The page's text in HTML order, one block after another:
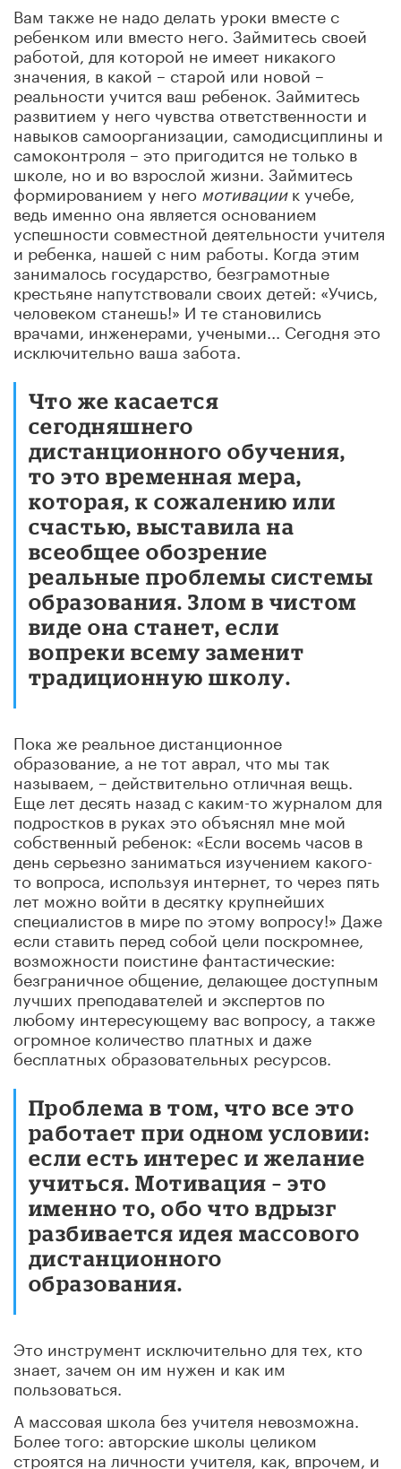
Вам также не надо делать уроки вместе с
ребенком или вместо него. Займитесь своей
работой, для которой не имеет никакого
значения, в какой – старой или новой –
реальности учится ваш ребенок. Займитесь
развитием у него чувства ответственности и
навыков самоорганизации, самодисциплины и
самоконтроля – это пригодится не только в
школе, но и во взрослой жизни. Займитесь
формированием у него мотивациик учебе,
ведь именно она является основанием
успешности совместной деятельности учителя
и ребенка, нашей с ним работы. Когда этим
занималось государство, безграмотные
крестьяне напутствовали своих детей: «Учись,
человеком станешь!» И те становились
врачами, инженерами, учеными... Сегодня это
исключительно ваша забота.
Что же касается
сегодняшнего
дистанционного обучения,
то это временная мера,
которая, к сожалению или
счастью, выставила на
всеобщее обозрение
реальные проблемы системы
образования. Злом в чистом
виде она станет, если
вопреки всему заменит
традиционную школу.
Пока же реальное дистанционное
образование, а не тот аврал, что мы так
называем, – действительно отличная вещь.
Еще лет десять назад с каким-то журналом для
подростков в руках это объяснял мне мой
собственный ребенок: «Если восемь часов в
день серьезно заниматься изучением какого-
то вопроса, используя интернет, то через пять
лет можно войти в десятку крупнейших
специалистов в мире по этому вопросу!» Даже
если ставить перед собой цели поскромнее,
возможности поистине фантастические:
безграничное общение, делающее доступным
лучших преподавателей и экспертов по
любому интересующему вас вопросу, а также
огромное количество платных и даже
бесплатных образовательных ресурсов.
Проблема в том, что все это
работает при одном условии:
если есть интерес и желание
учиться. Мотивация – это
именно то, обо что вдрызг
разбивается идея массового
дистанционного
образования.
Это инструмент исключительно для тех, кто
знает, зачем он им нужен и как им
пользоваться.
А массовая школа без учителя невозможна.
Более того: авторские школы целиком
строятся на личности учителя, как, впрочем, и